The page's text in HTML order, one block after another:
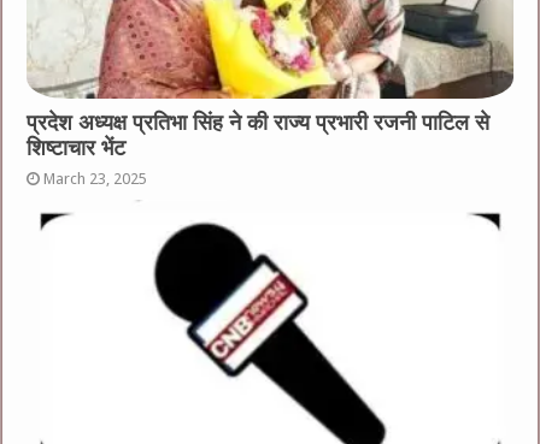
प्रदेश अध्यक्ष प्रतिभा सिंह ने की राज्य प्रभारी रजनी पाटिल से
शिष्टाचार भेंट
March 23, 2025